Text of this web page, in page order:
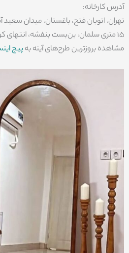
آدرس کارخانه:
تهران، اتوبان فتح، باغستان، میدان سعید
15 متری سلمان، بن‌بست بنفشه،
مشاهده بروزترین طرح‌های آینه بهپیج